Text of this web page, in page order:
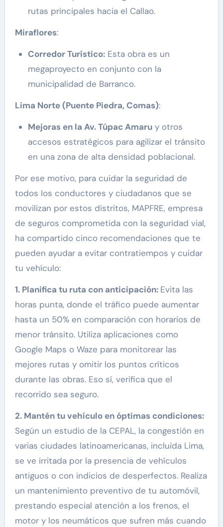
rutas principales hacia el Callao​.
Miraflores:
Corredor Turístico:Esta obra es un
megaproyecto en conjunto con la
municipalidad de Barranco.
Lima Norte (Puente Piedra, Comas):
Mejoras en la Av. Túpac Amaruy otros
accesos estratégicos para agilizar el tránsito
en una zona de alta densidad poblacional​.
Por ese motivo, para cuidar la seguridad de
todos los conductores y ciudadanos que se
movilizan por estos distritos, MAPFRE, empresa
de seguros comprometida con la seguridad vial,
ha compartido cinco recomendaciones que te
pueden ayudar a evitar contratiempos y cuidar
tu vehículo:
1. Planifica tu ruta con anticipación: Evita las
horas punta, donde el tráfico puede aumentar
hasta un 50% en comparación con horarios de
menor tránsito. Utiliza aplicaciones como
Google Maps o Waze para monitorear las
mejores rutas y omitir los puntos críticos
durante las obras. Eso sí, verifica que el
recorrido sea seguro.
2. Mantén tu vehículo en óptimas condiciones:
Según un estudio de la CEPAL, la congestión en
varias ciudades latinoamericanas, incluida Lima,
se ve irritada por la presencia de vehículos
antiguos o con indicios de desperfectos. Realiza
un mantenimiento preventivo de tu automóvil,
prestando especial atención a los frenos, el
motor y los neumáticos que sufren más cuando